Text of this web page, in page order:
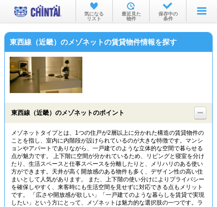
お部屋を探す
沿線・駅から
物件特集から
TOP
気になる
リスト
最近見た
物件
保存中の
条件
東西線（近畿）のメゾネットの賃貸物件情報を探す
東西線（近畿）のメゾネットのポイント
メゾネットタイプとは、1つの住戸が2層以上に分かれた構造の賃貸物件の
ことを指し、室内に内階段が設けられているのが大きな特徴です。マンシ
ョンやアパートでありながら、一戸建てのような立体的な空間で暮らせる
点が魅力です。 上下階に空間が分かれているため、リビングと寝室を分け
たり、生活スペースと仕事スペースを分離したりと、メリハリのある使い
方ができます。天井が高く開放感のある物件も多く、デザイン性の高い住
まいとして人気があります。 また、上下階の使い分けによりプライバシー
を確保しやすく、来客時にも生活空間を見せずに対応できる点もメリット
です。 「広さや開放感が欲しい」「一戸建てのような暮らしを賃貸で実現
したい」という方にとって、メゾネットは魅力的な選択肢の一つです。ラ